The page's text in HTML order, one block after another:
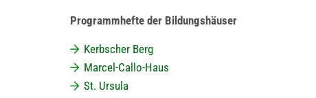
Programmhefte der Bildungshäuser
Kerbscher Berg
Marcel-Callo-Haus
St. Ursula